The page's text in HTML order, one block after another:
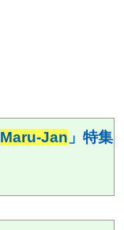
Maru-Jan 」特集